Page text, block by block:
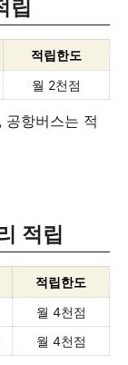
마일리지 적립
립
적립한도
월 2천점
공항버스는 적
적립
적립한도
월 4천점
월 4천점